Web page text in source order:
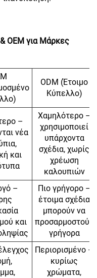
OEM για Μάρκες
ODM (Έτοιμο
Κύπελλο)
–
νέα
και
Χαμηλότερο –
χρησιμοποιεί
υπάρχοντα
σχέδια, χωρίς
χρέωση
καλουπιών
–
και
Πιο γρήγορο –
έτοιμα σχέδια
μπορούν να
προσαρμοστούν
γρήγορα
Περιορισμένο –
κυρίως
χρώματα,